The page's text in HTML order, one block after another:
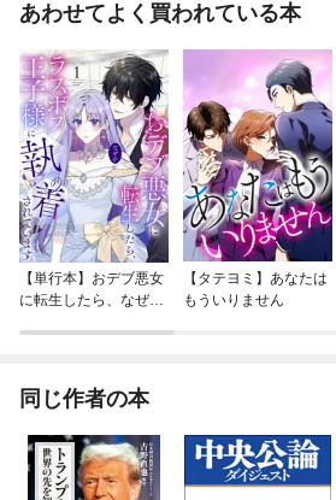
あわせてよく買われている本
【単行本】おデブ悪女
に転生したら、なぜか
【タテヨミ】あなたは
もういりません
同じ作者の本